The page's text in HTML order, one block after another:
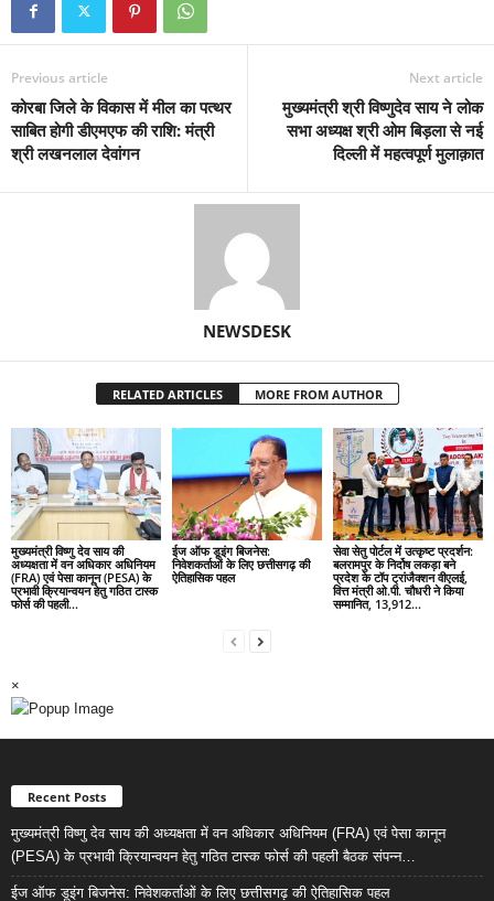
Previous article
कोरबा जिले के विकास में मील का पत्थर
साबित होगी डीएमएफ की राशि: मंत्री
श्री लखनलाल देवांगन
Next article
मुख्यमंत्री श्री विष्णुदेव साय ने लोक
सभा अध्यक्ष श्री ओम बिड़ला से नई
दिल्ली में महत्वपूर्ण मुलाक़ात
NEWSDESK
RELATED ARTICLES MORE FROM AUTHOR
मुख्यमंत्री विष्णु देव साय की
अध्यक्षता में वन अधिकार अधिनियम
(FRA) एवं पेसा कानून (PESA) के
प्रभावी क्रियान्वयन हेतु गठित टास्क
फोर्स की पहली...
ईज ऑफ डूइंग बिजनेस:
निवेशकर्ताओं के लिए छत्तीसगढ़ की
ऐतिहासिक पहल
सेवा सेतु पोर्टल में उत्कृष्ट प्रदर्शन:
बलरामपुर के निर्दोष लकड़ा बने
प्रदेश के टॉप ट्रांजैक्शन वीएलई,
वित्त मंत्री ओ.पी. चौधरी ने किया
सम्मानित, 13,912...
×
Recent Posts
मुख्यमंत्री विष्णु देव साय की अध्यक्षता में वन अधिकार अधिनियम (FRA) एवं पेसा कानून
(PESA) के प्रभावी क्रियान्वयन हेतु गठित टास्क फोर्स की पहली बैठक संपन्न…
ईज ऑफ डूइंग बिजनेस: निवेशकर्ताओं के लिए छत्तीसगढ़ की ऐतिहासिक पहल